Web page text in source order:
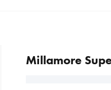
Millamore